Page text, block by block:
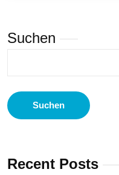
Suchen
Suchen
Recent Posts